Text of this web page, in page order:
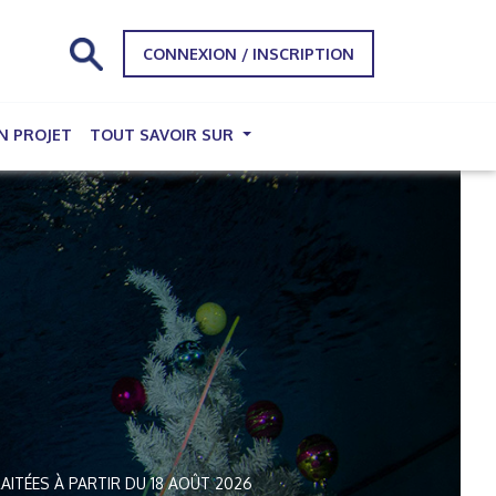
CONNEXION / INSCRIPTION
PROJET TOUT SAVOIR SUR
À PARTIR DU 18 AOÛT 2026